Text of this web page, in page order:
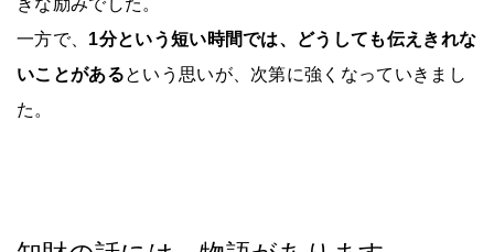
一方で、 1分という短い時間では、どうしても伝えきれな
いことがあるという思いが、次第に強くなっていきまし
た。